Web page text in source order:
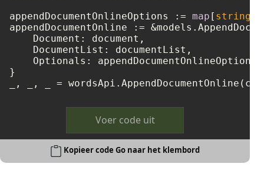
appendDocumentOnlineOptions := map [ string
appendDocumentOnline :=
    Document: document,
    DocumentList: documentList,
    Optionals: appendDocumentOnlineOptions,
}
Voer code uit
Kopieer code Go naar het klembord